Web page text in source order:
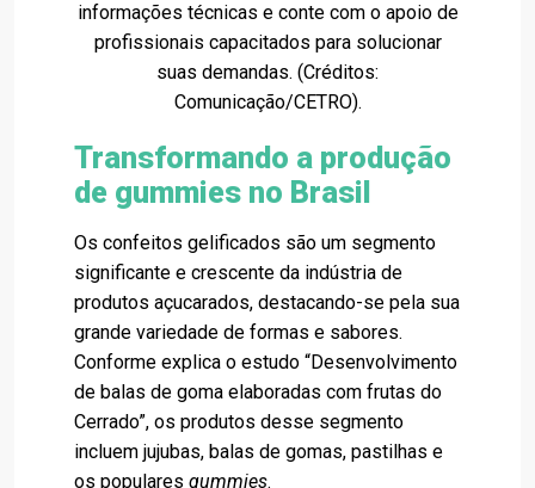
informações técnicas e conte com o apoio de
profissionais capacitados para solucionar
suas demandas. (Créditos:
Comunicação/CETRO).
Transformando a produção
de gummies no Brasil
Os confeitos gelificados são um segmento
significante e crescente da indústria de
produtos açucarados, destacando-se pela sua
grande variedade de formas e sabores.
Conforme explica o estudo “Desenvolvimento
de balas de goma elaboradas com frutas do
Cerrado”, os produtos desse segmento
incluem jujubas, balas de gomas, pastilhas e
os populares gummies.